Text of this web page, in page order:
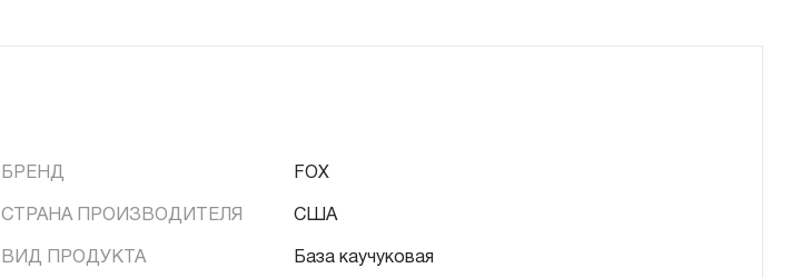
БРЕНД FOX
СТРАНА ПРОИЗВОДИТЕЛЯ США
ВИД ПРОДУКТА База каучуковая